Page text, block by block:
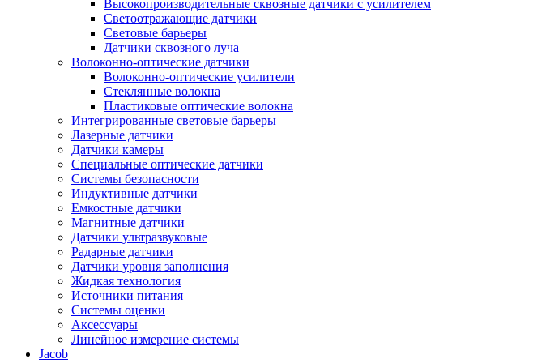
Высокопроизводительные сквозные датчики с усилителем
Светоотражающие датчики
Световые барьеры
Датчики сквозного луча
Волоконно-оптические датчики
Волоконно-оптические усилители
Стеклянные волокна
Пластиковые оптические волокна
Интегрированные световые барьеры
Лазерные датчики
Датчики камеры
Специальные оптические датчики
Системы безопасности
Индуктивные датчики
Емкостные датчики
Магнитные датчики
Датчики ультразвуковые
Радарные датчики
Датчики уровня заполнения
Жидкая технология
Источники питания
Системы оценки
Аксессуары
Линейное измерение системы
Jacob